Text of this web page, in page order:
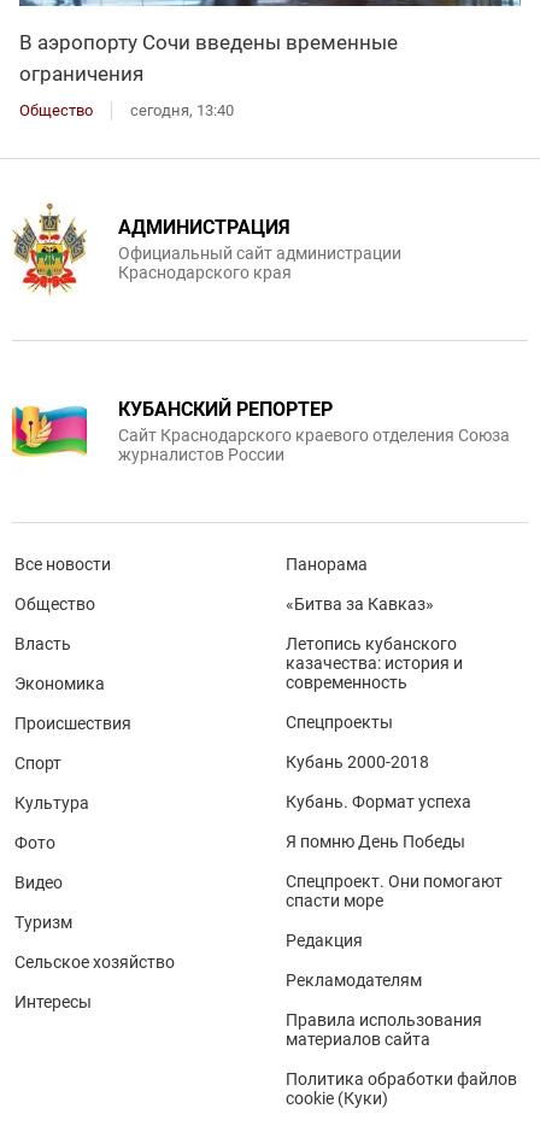
В аэропорту Сочи введены временные
ограничения
Общество сегодня, 13:40
АДМИНИСТРАЦИЯ
Официальный сайт администрации
Краснодарского края
КУБАНСКИЙ РЕПОРТЕР
Сайт Краснодарского краевого отделения Союза
журналистов России
Все новости
Общество
Власть
Экономика
Происшествия
Спорт
Культура
Фото
Видео
Туризм
Сельское хозяйство
Интересы
Панорама
«Битва за Кавказ»
Летопись кубанского
казачества: история и
современность
Спецпроекты
Кубань 2000-2018
Кубань. Формат успеха
Я помню День Победы
Спецпроект. Они помогают
спасти море
Редакция
Рекламодателям
Правила использования
материалов сайта
Политика обработки файлов
cookie (Куки)